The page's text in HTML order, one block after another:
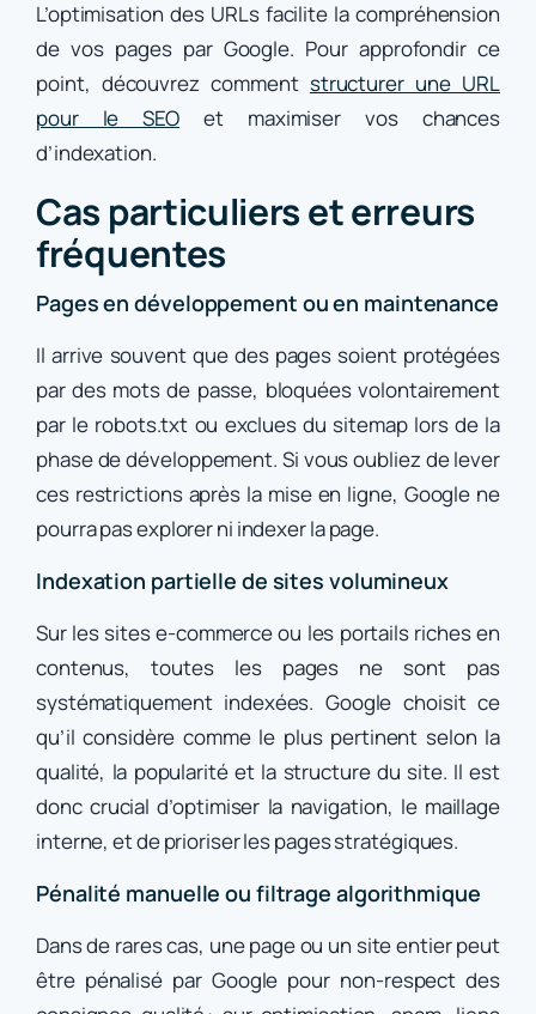
L’optimisation des URLs facilite la compréhension
de vos pages par Google. Pour approfondir ce
point, découvrez comment structurer une URL
pour le SEO et maximiser vos chances
d’indexation.
Cas particuliers et erreurs
fréquentes
Pages en développement ou en maintenance
Il arrive souvent que des pages soient protégées
par des mots de passe, bloquées volontairement
par le robots.txt ou exclues du sitemap lors de la
phase de développement. Si vous oubliez de lever
ces restrictions après la mise en ligne, Google ne
pourra pas explorer ni indexer la page.
Indexation partielle de sites volumineux
Sur les sites e-commerce ou les portails riches en
contenus, toutes les pages ne sont pas
systématiquement indexées. Google choisit ce
qu’il considère comme le plus pertinent selon la
qualité, la popularité et la structure du site. Il est
donc crucial d’optimiser la navigation, le maillage
interne, et de prioriser les pages stratégiques.
Pénalité manuelle ou filtrage algorithmique
Dans de rares cas, une page ou un site entier peut
être pénalisé par Google pour non-respect des